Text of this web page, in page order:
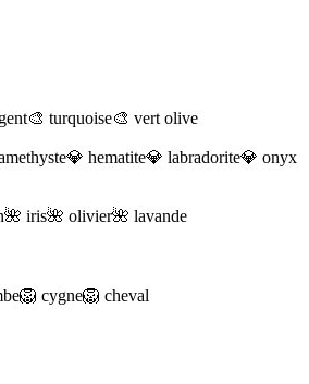
🎨 turquoise🎨 vert olive
💎 hematite💎 labradorite💎 onyx
🌺 iris🌺 olivier🌺 lavande
🦁 cygne🦁 cheval